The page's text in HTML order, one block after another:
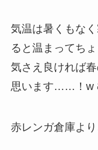
気温は暑くもな
ると温まってち
気さえ良ければ
思います……！w
赤レンガ倉庫よ